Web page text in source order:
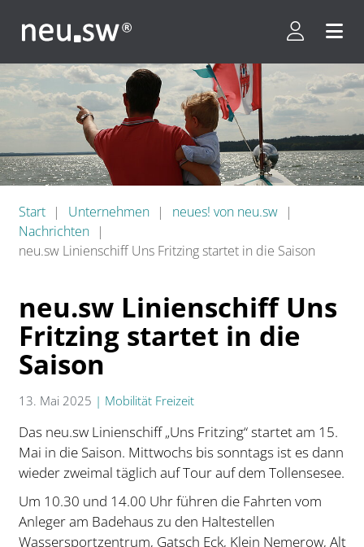
Start Unternehmen
neues! von neu.sw
Nachrichten
neu.sw Linienschiff Uns Fritzing startet in die Saison
neu.sw Linienschiff Uns
Fritzing startet in die
Saison
13. Mai 2025 | Mobilität Freizeit
Das neu.sw Linienschiff „Uns Fritzing“ startet am 15.
Mai in die Saison. Mittwochs bis sonntags ist es dann
wieder zweimal täglich auf Tour auf dem Tollensesee.
Um 10.30 und 14.00 Uhr führen die Fahrten vom
Anleger am Badehaus zu den Haltestellen
Wassersportzentrum, Gatsch Eck, Klein Nemerow, Alt